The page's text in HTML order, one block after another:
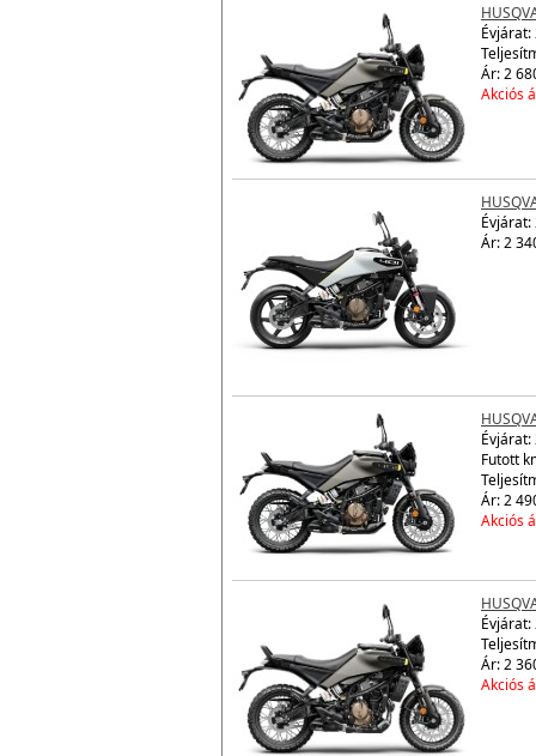
Évjárat:
Ár: 2
Akciós
Évjárat:
Ár: 2
Évjárat:
Futott
Ár: 2
Akciós
Évjárat:
Ár: 2
Akciós